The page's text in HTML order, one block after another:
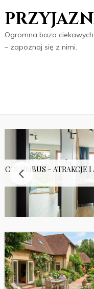
Ogromna baza
– zapoznaj się z nimi.
COLUMBUS – ATRAKCJE